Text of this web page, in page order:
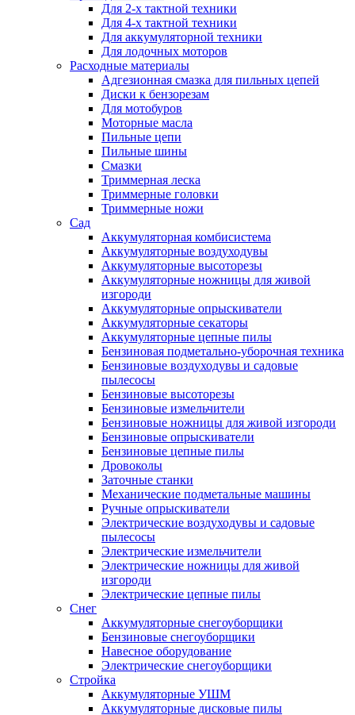
Для 2-х тактной техники
Для 4-х тактной техники
Для аккумуляторной техники
Для лодочных моторов
Расходные материалы
Адгезионная смазка для пильных цепей
Диски к бензорезам
Для мотобуров
Моторные масла
Пильные цепи
Пильные шины
Смазки
Триммерная леска
Триммерные головки
Триммерные ножи
Сад
Аккумуляторная комбисистема
Аккумуляторные воздуходувы
Аккумуляторные высоторезы
Аккумуляторные ножницы для живой
изгороди
Аккумуляторные опрыскиватели
Аккумуляторные секаторы
Аккумуляторные цепные пилы
Бензиновая подметально-уборочная техника
Бензиновые воздуходувы и садовые
пылесосы
Бензиновые высоторезы
Бензиновые измельчители
Бензиновые ножницы для живой изгороди
Бензиновые опрыскиватели
Бензиновые цепные пилы
Дровоколы
Заточные станки
Механические подметальные машины
Ручные опрыскиватели
Электрические воздуходувы и садовые
пылесосы
Электрические измельчители
Электрические ножницы для живой
изгороди
Электрические цепные пилы
Снег
Аккумуляторные снегоуборщики
Бензиновые снегоуборщики
Навесное оборудование
Электрические снегоуборщики
Стройка
Аккумуляторные УШМ
Аккумуляторные дисковые пилы